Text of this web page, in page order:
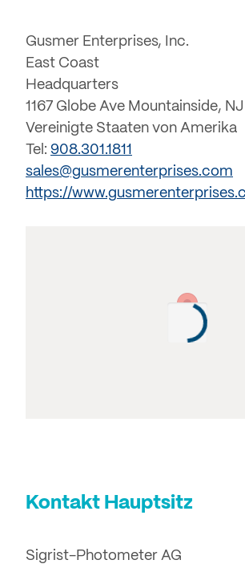
Gusmer Enterprises, Inc.
East Coast
Headquarters
1167 Globe Ave Mountainside,
Vereinigte Staaten von Amerika
Tel: 908.301.1811
sales@gusmerenterprises.com
https://
Kontakt Hauptsitz
Sigrist-Photometer AG